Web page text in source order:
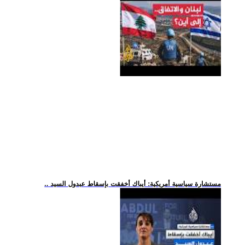
.. مستشارة سياسية أمريكية: أيباك أخفقت بإسقاط عبدول السيد